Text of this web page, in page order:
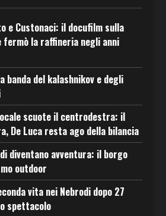
e Custonaci: il docufilm sulla
la raffineria negli anni
banda del kalashnikov e degli
scuote il centrodestra: il
De Luca resta ago della bilancia
diventano avventura: il borgo
outdoor
vita nei Nebrodi dopo 27
spettacolo